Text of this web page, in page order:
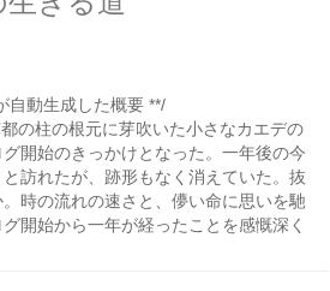
自動生成した概要 **/
の柱の根元に芽吹いた小さなカエデの
開始のきっかけとなった。一年後の今
訪れたが、跡形もなく消えていた。抜
時の流れの速さと、儚い命に思いを馳
開始から一年が経ったことを感慨深く